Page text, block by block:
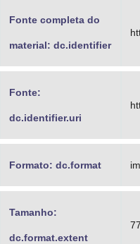
Fonte completa do
material: dc.identifier
Fonte:
dc.identifier.uri
Formato: dc.format
Tamanho:
dc.format.extent